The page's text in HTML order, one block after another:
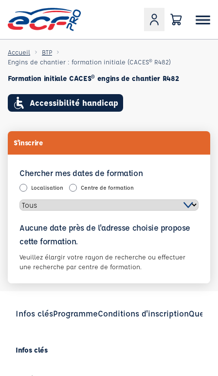
Accueil
BTP
Engins de chantier : formation initiale (CACES® R482)
Formation initiale CACES® engins de chantier R482
Accessibilité handicap
S'inscrire
Chercher mes dates de formation
Localisation Centre de formation
Aucune date près de l'adresse choisie propose
cette formation.
Veuillez élargir votre rayon de recherche ou effectuer
une recherche par centre de formation.
Infos clésProgrammeConditions d'inscription
Infos clés